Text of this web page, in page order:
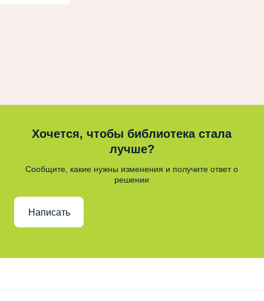
Хочется, чтобы библиотека стала
лучше?
Сообщите, какие нужны изменения и получите ответ о
решении
Написать